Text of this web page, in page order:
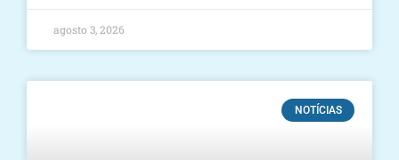
agosto 3, 2026
NOTÍCIAS